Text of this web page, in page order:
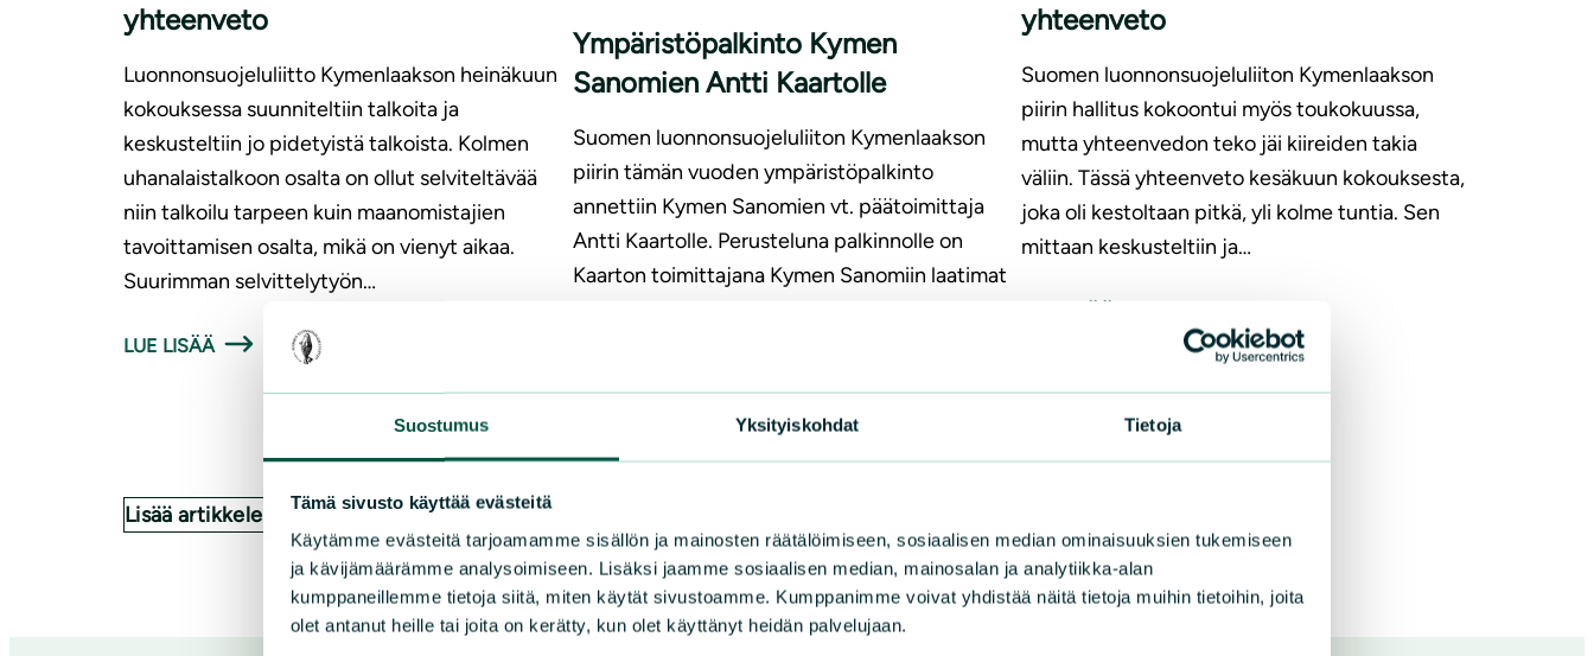
Suostumus Yksityiskohdat Tietoja
Tämä sivusto käyttää evästeitä
Käytämme evästeitä tarjoamamme sisällön ja mainosten räätälöimiseen, sosiaalisen median ominaisuuksien tukemiseen
ja kävijämäärämme analysoimiseen. Lisäksi jaamme sosiaalisen median, mainosalan ja analytiikka-alan
kumppaneillemme tietoja siitä, miten käytät sivustoamme. Kumppanimme voivat yhdistää näitä tietoja muihin tietoihin, joita
olet antanut heille tai joita on kerätty, kun olet käyttänyt heidän palvelujaan.
yhteenveto
Luonnonsuojeluliitto Kymenlaakson heinäkuun
kokouksessa suunniteltiin talkoita ja
keskusteltiin jo pidetyistä talkoista. Kolmen
uhanalaistalkoon osalta on ollut selviteltävää
niin talkoilu tarpeen kuin maanomistajien
tavoittamisen osalta, mikä on vienyt aikaa.
Suurimman selvittelytyön…
LUE LISÄÄ
Ympäristöpalkinto Kymen
Sanomien Antti Kaartolle
Suomen luonnonsuojeluliiton Kymenlaakson
piirin tämän vuoden ympäristöpalkinto
annettiin Kymen Sanomien vt. päätoimittaja
Antti Kaartolle. Perusteluna palkinnolle on
Kaarton toimittajana Kymen Sanomiin laatimat
akkumateriaalilaitoshankkeiden…
yhteenveto
Suomen luonnonsuojeluliiton Kymenlaakson
piirin hallitus kokoontui myös toukokuussa,
mutta yhteenvedon teko jäi kiireiden takia
väliin. Tässä yhteenveto kesäkuun kokouksesta,
joka oli kestoltaan pitkä, yli kolme tuntia. Sen
mittaan keskusteltiin ja…
Lisää artikkeleita